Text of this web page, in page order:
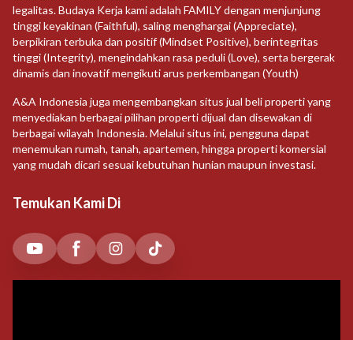
legalitas. Budaya Kerja kami adalah FAMILY dengan menjunjung
tinggi keyakinan (Faithful), saling menghargai (Appreciate),
berpikiran terbuka dan positif (Mindset Positive), berintegritas
tinggi (Integrity), mengindahkan rasa peduli (Love), serta bergerak
dinamis dan inovatif mengikuti arus perkembangan (Youth)
A&A Indonesia juga mengembangkan situs jual beli properti yang
menyediakan berbagai pilihan properti dijual dan disewakan di
berbagai wilayah Indonesia. Melalui situs ini, pengguna dapat
menemukan rumah, tanah, apartemen, hingga properti komersial
yang mudah dicari sesuai kebutuhan hunian maupun investasi.
Temukan Kami Di